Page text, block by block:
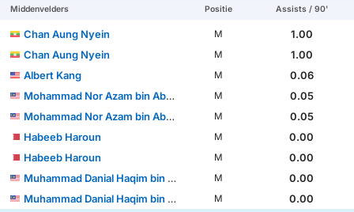
Middenvelders Positie Assists / 90'
Chan Aung Nyein M
1.00
Chan Aung Nyein
M
1.00
Albert Kang
M
0.06
Mohammad Nor Azam bin Abdul Azih
M
0.05
Mohammad Nor Azam bin Abdul Azih
M
0.05
Habeeb Haroun
M
0.00
Habeeb Haroun
M
0.00
Muhammad Danial Haqim bin Deraman
M
0.00
Muhammad Danial Haqim bin Deraman
M
0.00